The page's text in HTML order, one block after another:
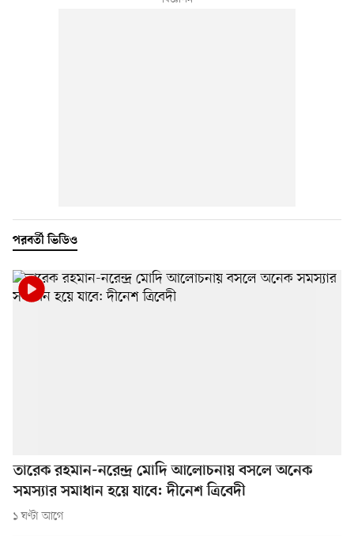
পরবর্তী ভিডিও
তারেক রহমান-নরেন্দ্র মোদি আলোচনায় বসলে অনেক
সমস্যার সমাধান হয়ে যাবে: দীনেশ ত্রিবেদী
১ ঘণ্টা আগে